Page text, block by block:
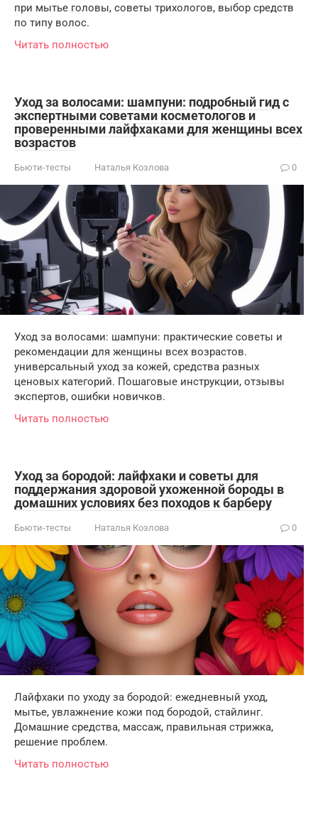
при мытье головы, советы трихологов, выбор средств
по типу волос.
Читать полностью
Уход за волосами: шампуни: подробный гид с
экспертными советами косметологов и
проверенными лайфхаками для женщины всех
возрастов
Бьюти-тесты Наталья Козлова 0
Уход за волосами: шампуни: практические советы и
рекомендации для женщины всех возрастов.
универсальный уход за кожей, средства разных
ценовых категорий. Пошаговые инструкции, отзывы
экспертов, ошибки новичков.
Читать полностью
Уход за бородой: лайфхаки и советы для
поддержания здоровой ухоженной бороды в
домашних условиях без походов к барберу
Бьюти-тесты Наталья Козлова 0
Лайфхаки по уходу за бородой: ежедневный уход,
мытье, увлажнение кожи под бородой, стайлинг.
Домашние средства, массаж, правильная стрижка,
решение проблем.
Читать полностью